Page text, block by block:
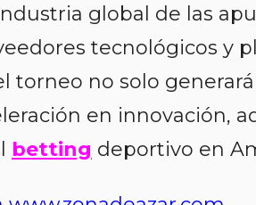
global de las
tecnológicos y
torneo no solo
en innovación,
betting deportivo en